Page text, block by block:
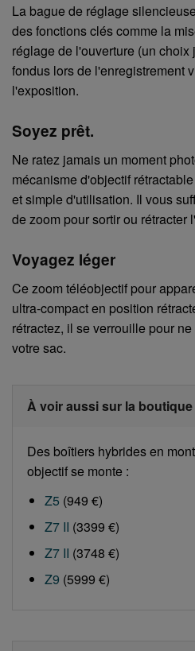
La bague de réglage
des fonctions clés comme la
réglage de l'ouverture (un
fondus lors de l'enregistrement
l'exposition.
Soyez prêt.
Ne ratez jamais un moment
mécanisme d'objectif
et simple d'utilisation. Il vous
de zoom pour sortir ou rétracter
Voyagez léger
Ce zoom téléobjectif pour
ultra-compact en position
rétractez, il se verrouille pour
votre sac.
À voir aussi sur la boutique
Des boîtiers hybrides en
objectif se monte :
Z5 (949 €)
Z7 II (3399 €)
Z7 II (3748 €)
Z9 (5999 €)